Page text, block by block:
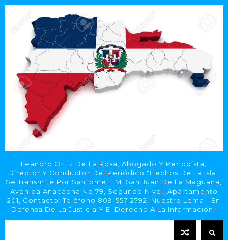
Leandro Ortiz De La Rosa, Abogado Y Periodista,
Director Y Conductor Del Periódico "Hechos De La Isla"
Se Transmite Por Santome F.M. San Juan De La Maguana,
Avenida Anacaona No.79, Segundo Nivel, Apartamento
201, Contacto: Teléfono 809-557-2792, Nuestro Lema " En
Defensa De La Justicia Y El Derecho A La Información"